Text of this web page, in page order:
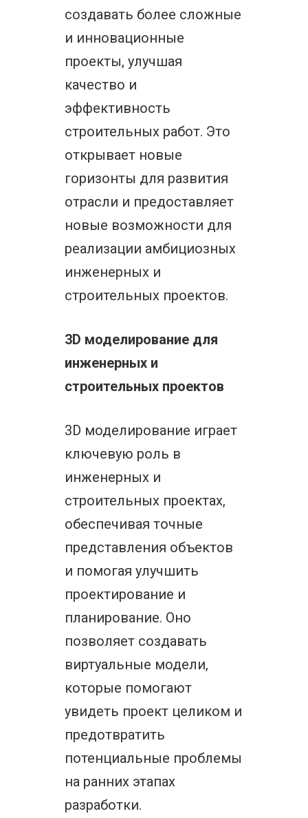
создавать более сложные
и инновационные
проекты, улучшая
качество и
эффективность
строительных работ. Это
открывает новые
горизонты для развития
отрасли и предоставляет
новые возможности для
реализации амбициозных
инженерных и
строительных проектов.
3D моделирование для
инженерных и
строительных проектов
3D моделирование играет
ключевую роль в
инженерных и
строительных проектах,
обеспечивая точные
представления объектов
и помогая улучшить
проектирование и
планирование. Оно
позволяет создавать
виртуальные модели,
которые помогают
увидеть проект целиком и
предотвратить
потенциальные проблемы
на ранних этапах
разработки.